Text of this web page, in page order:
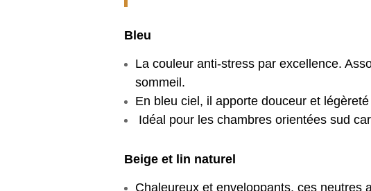
Bleu
La couleur anti-stress par excellence.
sommeil.
En bleu ciel, il apporte douceur et
Idéal pour les chambres orientées sud
Beige et lin naturel
Chaleureux et enveloppants, ces neutres